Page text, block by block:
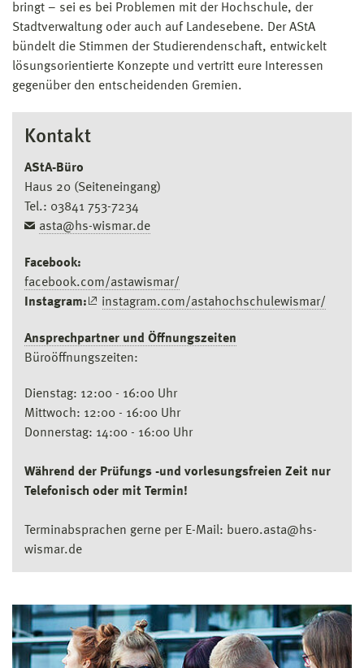
bringt – sei es bei Problemen mit der Hochschule, der
Stadtverwaltung oder auch auf Landesebene. Der AStA
bündelt die Stimmen der Studierendenschaft, entwickelt
lösungsorientierte Konzepte und vertritt eure Interessen
gegenüber den entscheidenden Gremien.
Kontakt
AStA-Büro
Haus 20 (Seiteneingang)
Tel.: 03841 753-7234
asta@hs-wismar.de
Facebook:
facebook.com/astawismar/
Instagram:
instagram.com/astahochschulewismar/
Ansprechpartner und Öffnungszeiten
Büroöffnungszeiten:
Dienstag: 12:00 - 16:00 Uhr
Mittwoch: 12:00 - 16:00 Uhr
Donnerstag: 14:00 - 16:00 Uhr
Während der Prüfungs -und vorlesungsfreien Zeit nur
Telefonisch oder mit Termin!
Terminabsprachen gerne per E-Mail: buero.asta@hs-
wismar.de